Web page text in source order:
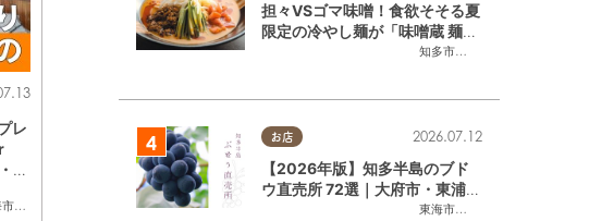
東海市
,大府市 阿久比町,半田市
レ
緑
,家族
知多市
,半田市
担々VSゴマ味噌！食欲そそる夏
限定の冷やし麺が「味噌蔵 麺四
朗 半田店・知多店」で登場／ち
お店
東海市
,大府市
2026.07.12
【2026年版】知多半島のブド
ウ直売所 72選｜大府市・東浦町
ほかエリア別に一挙紹介